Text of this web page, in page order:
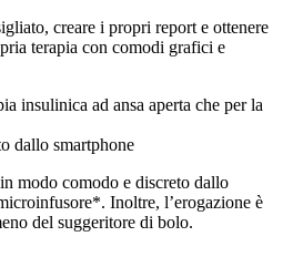
creare i propri report e ottenere
terapia con comodi grafici e
insulinica ad ansa aperta che per la
dallo smartphone
modo comodo e discreto dallo
Inoltre, l’erogazione è
del suggeritore di bolo.